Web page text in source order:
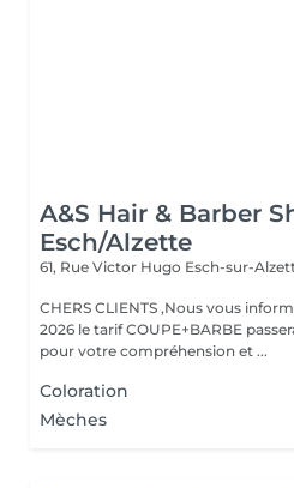
A&S Hair & Barber
Esch/Alzette
61, Rue Victor Hugo Esch-sur-
CHERS CLIENTS ,Nous vous
2026 le tarif COUPE+BARBE
pour votre compréhension et ...
Coloration
Mèches